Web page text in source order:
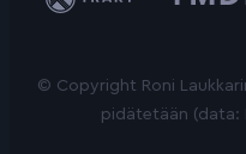
Trakt
Database
© Copyright Roni
pidätetään (data: